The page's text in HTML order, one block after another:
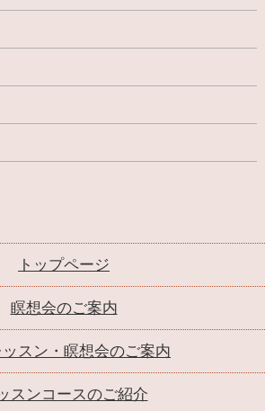
トップページ
瞑想会のご案内
スン・瞑想会のご案内
スンコースのご紹介